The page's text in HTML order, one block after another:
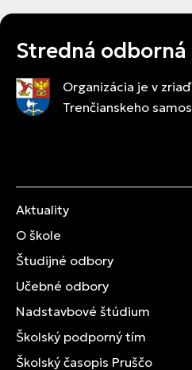
Stredná odborná
Organizácia je v
Trenčianskeho
Aktuality
O škole
Študijné odbory
Učebné odbory
Nadstavbové štúdium
Školský podporný tím
Školský časopis Pruščo